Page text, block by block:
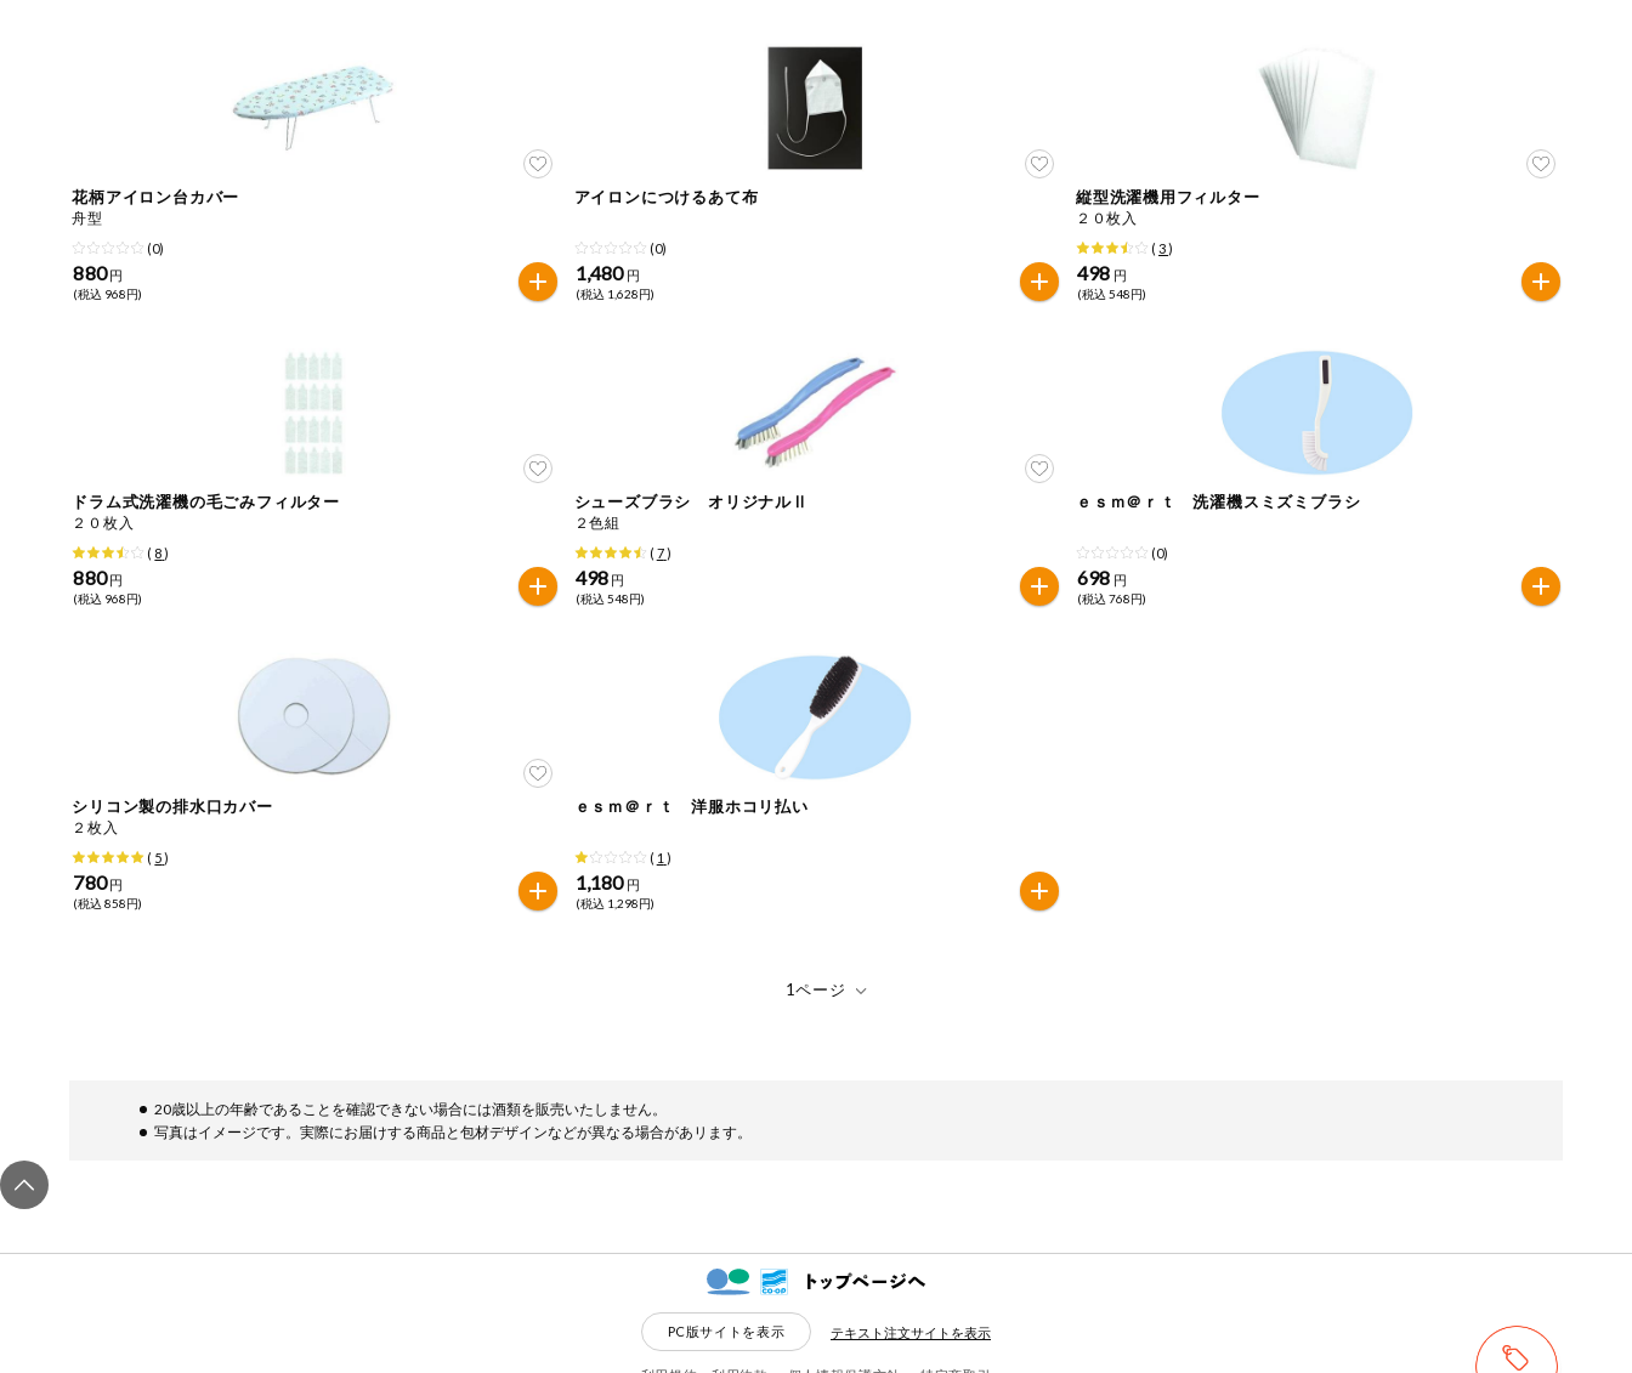
かんたん調理
オーガニック
ベビー・キッ
ズ関連
健康志向食品
花柄アイロン台カバー
舟型
(0)
880 円
(税込 968円)
アイロンにつけるあて布
(0)
1,480 円
(税込 1,628円)
縦型洗濯機用フィルター
２０枚入
(3)
498 円
(税込 548円)
ドラム式洗濯機の毛ごみフィルター
２０枚入
( 8)
880 円
(税込 968円)
シューズブラシ オリジナルⅡ
２色組
( 7)
498 円
(税込 548円)
ｅｓｍ＠ｒｔ 洗濯機スミズミブラシ
(0)
698 円
(税込 768円)
シリコン製の排水口カバー
２枚入
( 5)
780 円
(税込 858円)
ｅｓｍ＠ｒｔ 洋服ホコリ払い
( 1 )
1,180 円
(税込 1,298円)
20歳以上の年齢であることを確認できない場合には酒類を販売いたしません。
写真はイメージです。実際にお届けする商品と包材デザインなどが異なる場合があリます。
PC版サイトを表示 テキスト注文サイトを表示